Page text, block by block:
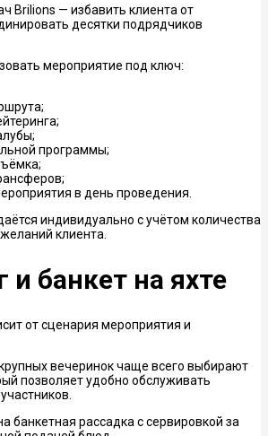
Brilions — избавить клиента от
десятки подрядчиков
мероприятие под ключ:
программы;
в день проведения.
индивидуально с учётом количества
клиента.
и банкет на яхте
от сценария мероприятия и
вечеринок чаще всего выбирают
позволяет удобно обслуживать
банкетная рассадка с сервировкой за